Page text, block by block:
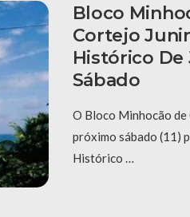
Bloco
Cortejo
Histórico De
Sábado
O Bloco Minhocão de
próximo sábado (11)
Histórico …